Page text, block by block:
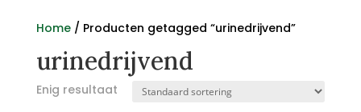
Home/ Producten getagged “urinedrijvend”
urinedrijvend
Enig resultaat